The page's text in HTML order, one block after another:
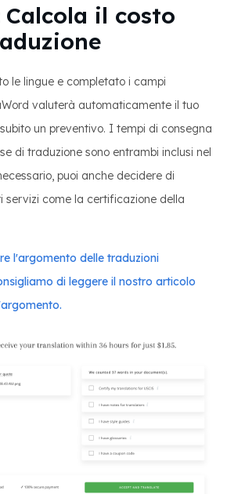
Calcola il costo
le lingue e completato i campi
valuterà automaticamente il tuo
un preventivo. I tempi di consegna
di traduzione sono entrambi inclusi nel
puoi anche decidere di
servizi come la certificazione della
l'argomento delle traduzioni
di leggere il nostro articolo